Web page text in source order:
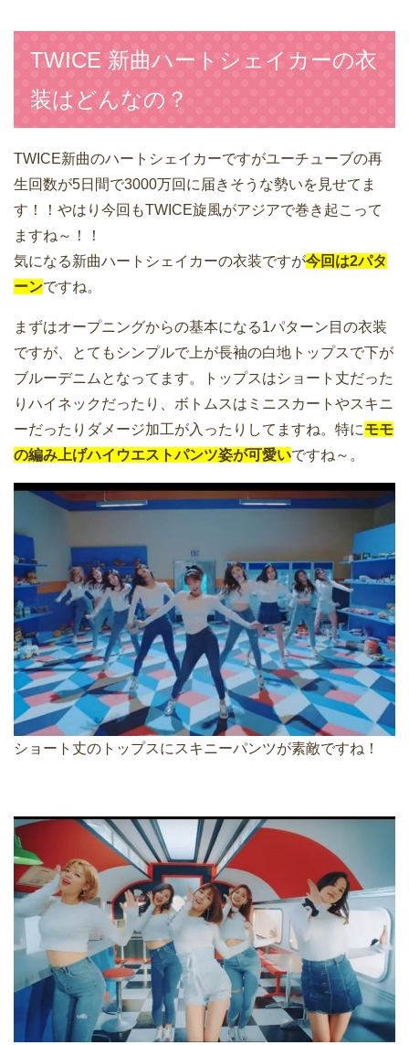
TWICE 新曲ハートシェイカーの衣
装はどんなの？
TWICE新曲のハートシェイカーですがユーチューブの再
生回数が5日間で3000万回に届きそうな勢いを見せてま
す！！やはり今回もTWICE旋風がアジアで巻き起こって
ますね～！！
気になる新曲ハートシェイカーの衣装ですが今回は2パタ
ーンですね。
まずはオープニングからの基本になる1パターン目の衣装
ですが、とてもシンプルで上が長袖の白地トップスで下が
ブルーデニムとなってます。トップスはショート丈だった
りハイネックだったり、ボトムスはミニスカートやスキニ
ーだったりダメージ加工が入ったりしてますね。特にモモ
の編み上げハイウエストパンツ姿が可愛いですね～。
ショート丈のトップスにスキニーパンツが素敵ですね！